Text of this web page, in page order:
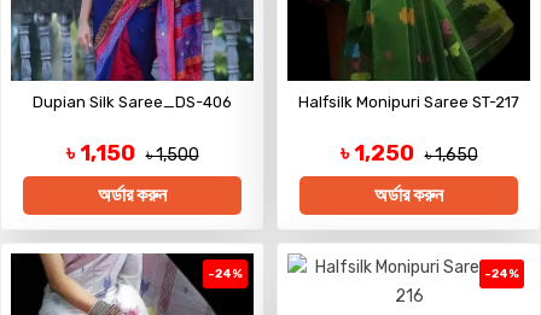
Dupian Silk Saree_DS-406
৳ 1,150 ৳ 1,500
অর্ডার করুন
Halfsilk Monipuri Saree ST-217
৳ 1,250 ৳ 1,650
অর্ডার করুন
-24% -24%